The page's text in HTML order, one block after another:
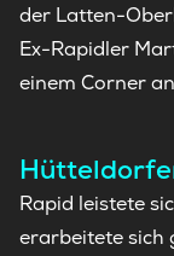
der Latten-
Ex-Rapidler
einem Corner
Rapid leistete
erarbeitete sich